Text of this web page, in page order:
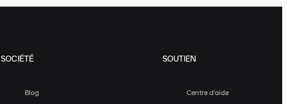
SOCIÉTÉ
Blog
SOUTIEN
Centre d'aide